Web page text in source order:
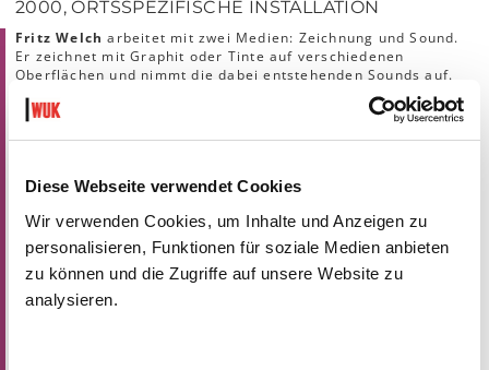
Diese Webseite verwendet Cookies
Wir verwenden Cookies, um Inhalte und Anzeigen zu
personalisieren, Funktionen für soziale Medien anbieten
zu können und die Zugriffe auf unsere Website zu
analysieren.
2000, ORTSSPEZIFISCHE INSTALLATION
Fritz Welch arbeitet mit zwei Medien: Zeichnung und Sound.
Er zeichnet mit Graphit oder Tinte auf verschiedenen
Oberflächen und nimmt die dabei entstehenden Sounds auf.
Beide Formen resultieren aus den kulturellen Produkten und
Beiprodukten, die sich um uns herum häufen (wie all der Mist)
Welchlässt sich von Agit-Prop Graffiti, Flyers, chinesischen
täglichen Ambient Sound und Gespräche. Objekte und Bilder,
die jedes Leben oder jeden kulturellen Wert entbehren und
nicht einmal im Stande sind, als Kitsch abgetan zu werden,
sowie Sounds, die sich an der Grenze von Musik und bloßen
Geräuschen bewegen. Für die Kunsthalle Exnergasse wird